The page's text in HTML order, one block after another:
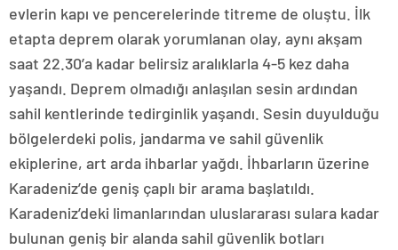
evlerin kapı ve pencerelerinde titreme de oluştu. İlk
etapta deprem olarak yorumlanan olay, aynı akşam
saat 22.30’a kadar belirsiz aralıklarla 4-5 kez daha
yaşandı. Deprem olmadığı anlaşılan sesin ardından
sahil kentlerinde tedirginlik yaşandı. Sesin duyulduğu
bölgelerdeki polis, jandarma ve sahil güvenlik
ekiplerine, art arda ihbarlar yağdı. İhbarların üzerine
Karadeniz’de geniş çaplı bir arama başlatıldı.
Karadeniz’deki limanlarından uluslararası sulara kadar
bulunan geniş bir alanda sahil güvenlik botları